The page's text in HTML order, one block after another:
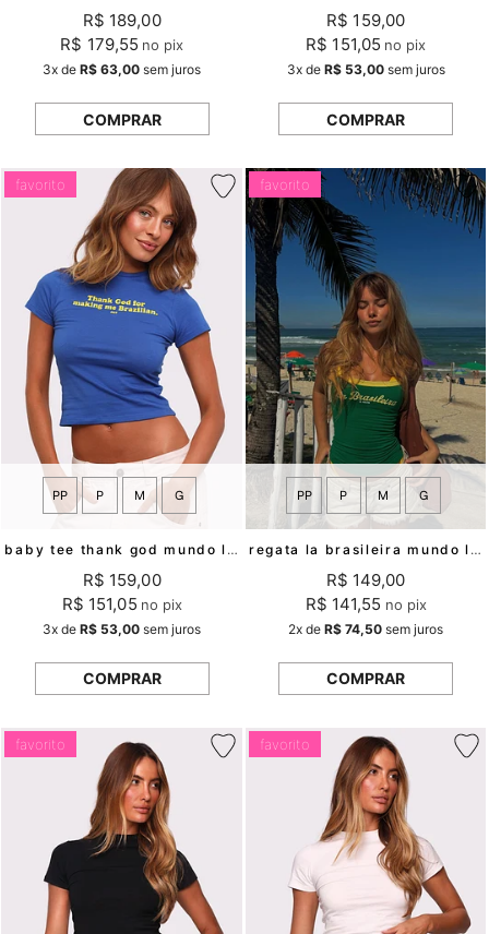
R$ 189,00
R$ 179,55 no pix
3x deR$ 63,00 sem juros
COMPRAR
R$ 159,00
R$ 151,05 no pix
3xde R$ 53,00sem juros
COMPRAR
favorito
baby tee thank god mundo lolita
PP P M G
R$ 159,00
R$ 151,05 no pix
3x deR$ 53,00 sem juros
COMPRAR
favorito
regata la brasileira mundo lolita
PP P M G
R$ 149,00
R$ 141,55 no pix
2x deR$ 74,50 sem juros
COMPRAR
favorito favorito